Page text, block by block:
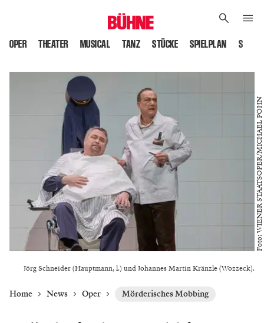
OPER THEATER MUSICAL TANZ STÜCKE SPIELPLAN
Jörg Schneider (Hauptmann, l.) und Johannes Martin Kränzle (Wozzeck).
Foto: WIENER STAATSOPER/MICHAEL PÖHN
Home News Oper Mörderisches Mobbing